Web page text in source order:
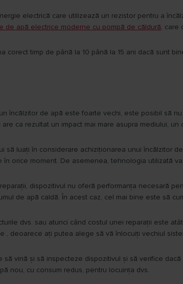
electrică care utilizează un rezistor pentru a
de apă electrice moderne cu pompă de căldură, care
timp de până la 10 până la 15 ani dacă sunt
încălzitor de apă este foarte vechi, este posibil să
ca rezultat un impact mai mare asupra mediului, un
să luați în considerare achiziționarea unui încălzitor
orice moment. De asemenea, tehnologia utilizată
dispozitivul nu oferă performanța necesară
de apă caldă. În acest caz, cel mai bine este să
dvs. sau atunci când costul unei reparații este
, deoarece ați putea alege să vă înlocuiți vechiul
vină și să inspecteze dispozitivul și să verifice
nou, cu consum redus, pentru locuința dvs.